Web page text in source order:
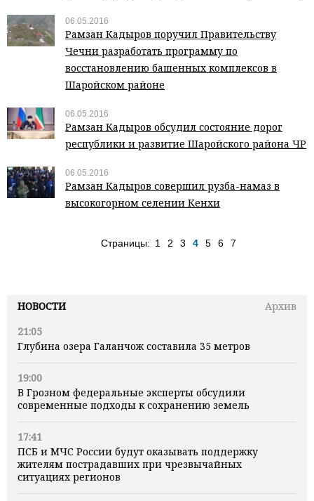
НОВОСТИ
Архив
21:05
Глубина озера Галанчож составила 35 метров
19:00
В Грозном федеральные эксперты обсудили
современные подходы к сохранению земель
17:41
ПСБ и МЧС России будут оказывать поддержку
жителям пострадавших при чрезвычайных
ситуациях регионов
06.05.2016
Рамзан Кадыров поручил Правительству
Чечни разработать программу по
восстановлению башенных комплексов в
Шаройском районе
06.05.2016
Рамзан Кадыров обсудил состояние дорог
республики и развитие Шаройского района ЧР
06.05.2016
Рамзан Кадыров совершил рузба-намаз в
высокогорном селении Кенхи
Страницы: 1 2 3 4 5 6 7